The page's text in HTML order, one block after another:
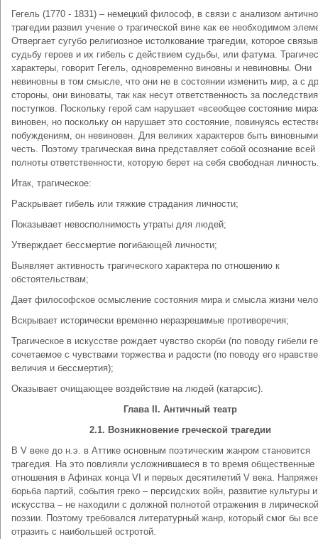
Гегель (1770 - 1831) – немецкий философ, в связи с анализом
трагедии развил учение о трагической вине как ее необходимом
Отвергает сугубо религиозное истолкование трагедии, которое
судьбу героев и их гибель с действием судьбы, или фатума.
характеры, говорит Гегель, одновременно виновны и невиновны. Они
невиновны в том смысле, что они не в состоянии изменить мир, а с
стороны, они виноваты, так как несут ответственность за
поступков. Поскольку герой сам нарушает «всеобщее состояние
виновен, но поскольку он нарушает это состояние, повинуясь
побуждениям, он невиновен. Для великих характеров быть
честь. Поэтому трагическая вина представляет собой осознание всей
полноты ответственности, которую берет на себя свободная
Итак, трагическое:
Раскрывает гибель или тяжкие страдания личности;
Показывает невосполнимость утраты для людей;
Утверждает бессмертие погибающей личности;
Выявляет активность трагического характера по отношению к
обстоятельствам;
Дает философское осмысление состояния мира и смысла жизни
Вскрывает исторически временно неразрешимые противоречия;
Трагическое в искусстве рождает чувство скорби (по поводу гибели
сочетаемое с чувствами торжества и радости (по поводу его
величия и бессмертия);
Оказывает очищающее воздействие на людей (катарсис).
Глава II. Античный театр
2.1. Возникновение греческой трагедии
В V веке до н.э. в Аттике основным поэтическим жанром становится
трагедия. На это повлияли усложнившиеся в то время общественные
отношения в Афинах конца VI и первых десятилетий V века.
борьба партий, события греко – персидских войн, развитие культуры и
искусства – не находили с должной полнотой отражения в лирической
поэзии. Поэтому требовался литературный жанр, который смог бы
отразить с наибольшей остротой.